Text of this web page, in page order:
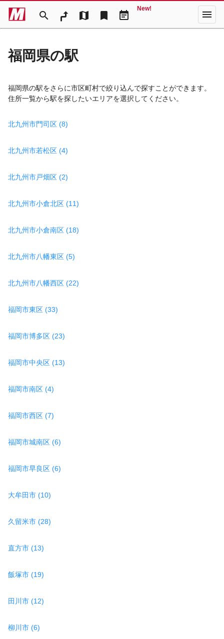
search map bookmark event_note
New! menu
福岡県の駅
福岡県の駅をさらに市区町村で絞り込んで探すことができます。
住所一覧から駅を探したいエリアを選択してください。
北九州市門司区 (8)
北九州市若松区 (4)
北九州市戸畑区 (2)
北九州市小倉北区 (11)
北九州市小倉南区 (18)
北九州市八幡東区 (5)
北九州市八幡西区 (22)
福岡市東区 (33)
福岡市博多区 (23)
福岡市中央区 (13)
福岡市南区 (4)
福岡市西区 (7)
福岡市城南区 (6)
福岡市早良区 (6)
大牟田市 (10)
久留米市 (28)
直方市 (13)
飯塚市 (19)
田川市 (12)
柳川市 (6)